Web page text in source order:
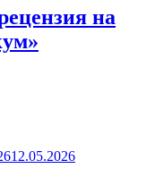
на
12.05.2026